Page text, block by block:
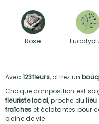
Rose
Avec 123fleurs, offrez un
Chaque composition est
fleuriste local, proche dulieu
fraîches et éclatantes pour
pleine de vie.